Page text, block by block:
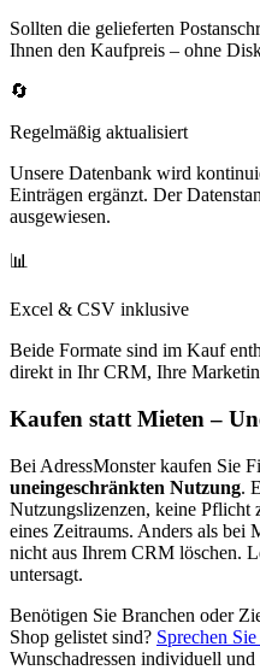
Sollten die gelieferten
Ihnen den Kaufpreis – ohne
🔄
Regelmäßig aktualisiert
Unsere Datenbank wird
Einträgen ergänzt. Der
ausgewiesen.
📊
Excel & CSV inklusive
Beide Formate sind im Kauf
direkt in Ihr CRM, Ihre
Kaufen statt Mieten –
Bei AdressMonster kaufen Sie
uneingeschränkten Nutzung.
Nutzungslizenzen, keine Pflicht
eines Zeitraums. Anders als bei
nicht aus Ihrem CRM löschen.
untersagt.
Benötigen Sie Branchen oder
Shop gelistet sind? Sprechen Sie
Wunschadressen individuell